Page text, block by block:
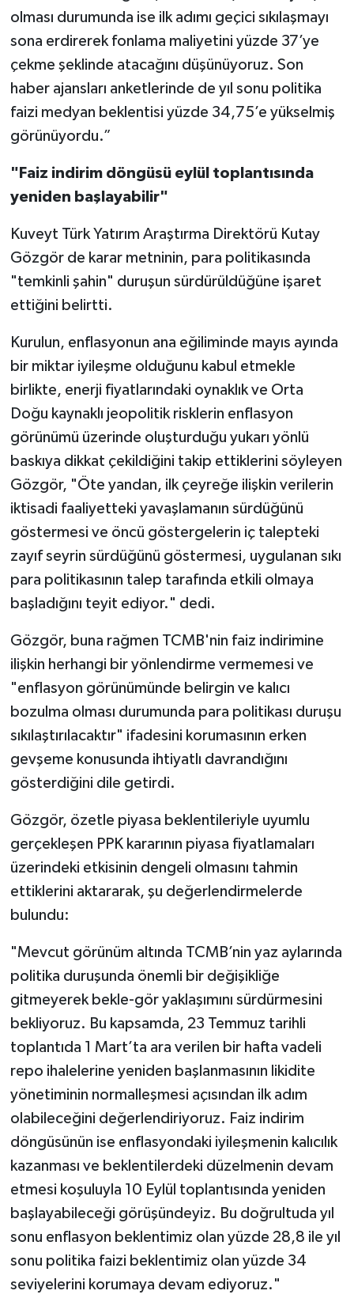
olması durumunda ise ilk adımı geçici sıkılaşmayı
sona erdirerek fonlama maliyetini yüzde 37’ye
çekme şeklinde atacağını düşünüyoruz. Son
haber ajansları anketlerinde de yıl sonu politika
faizi medyan beklentisi yüzde 34,75’e yükselmiş
görünüyordu.”
"Faiz indirim döngüsü eylül toplantısında
yeniden başlayabilir"
Kuveyt Türk Yatırım Araştırma Direktörü Kutay
Gözgör de karar metninin, para politikasında
"temkinli şahin" duruşun sürdürüldüğüne işaret
ettiğini belirtti.
Kurulun, enflasyonun ana eğiliminde mayıs ayında
bir miktar iyileşme olduğunu kabul etmekle
birlikte, enerji fiyatlarındaki oynaklık ve Orta
Doğu kaynaklı jeopolitik risklerin enflasyon
görünümü üzerinde oluşturduğu yukarı yönlü
baskıya dikkat çekildiğini takip ettiklerini söyleyen
Gözgör, "Öte yandan, ilk çeyreğe ilişkin verilerin
iktisadi faaliyetteki yavaşlamanın sürdüğünü
göstermesi ve öncü göstergelerin iç talepteki
zayıf seyrin sürdüğünü göstermesi, uygulanan sıkı
para politikasının talep tarafında etkili olmaya
başladığını teyit ediyor." dedi.
Gözgör, buna rağmen TCMB'nin faiz indirimine
ilişkin herhangi bir yönlendirme vermemesi ve
"enflasyon görünümünde belirgin ve kalıcı
bozulma olması durumunda para politikası duruşu
sıkılaştırılacaktır" ifadesini korumasının erken
gevşeme konusunda ihtiyatlı davrandığını
gösterdiğini dile getirdi.
Gözgör, özetle piyasa beklentileriyle uyumlu
gerçekleşen PPK kararının piyasa fiyatlamaları
üzerindeki etkisinin dengeli olmasını tahmin
ettiklerini aktararak, şu değerlendirmelerde
bulundu:
"Mevcut görünüm altında TCMB’nin yaz aylarında
politika duruşunda önemli bir değişikliğe
gitmeyerek bekle-gör yaklaşımını sürdürmesini
bekliyoruz. Bu kapsamda, 23 Temmuz tarihli
toplantıda 1 Mart’ta ara verilen bir hafta vadeli
repo ihalelerine yeniden başlanmasının likidite
yönetiminin normalleşmesi açısından ilk adım
olabileceğini değerlendiriyoruz. Faiz indirim
döngüsünün ise enflasyondaki iyileşmenin kalıcılık
kazanması ve beklentilerdeki düzelmenin devam
etmesi koşuluyla 10 Eylül toplantısında yeniden
başlayabileceği görüşündeyiz. Bu doğrultuda yıl
sonu enflasyon beklentimiz olan yüzde 28,8 ile yıl
sonu politika faizi beklentimiz olan yüzde 34
seviyelerini korumaya devam ediyoruz."